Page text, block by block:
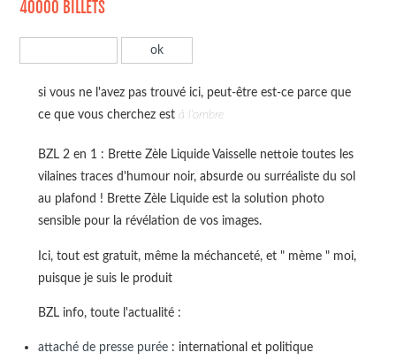
40000 BILLETS
si vous ne l'avez pas trouvé ici, peut-être est-ce parce que
ce que vous cherchez est à l'ombre
BZL 2 en 1 : Brette Zèle Liquide Vaisselle nettoie toutes les
vilaines traces d'humour noir, absurde ou surréaliste du sol
au plafond ! Brette Zèle Liquide est la solution photo
sensible pour la révélation de vos images.
Ici, tout est gratuit, même la méchanceté, et " mème " moi,
puisque je suis le produit
BZL info, toute l'actualité :
attaché de presse purée: international et politique